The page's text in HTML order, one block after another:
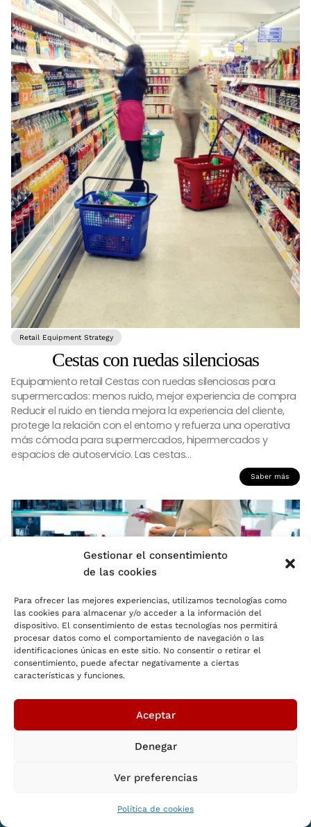
Gestionar el consentimiento
de las cookies
Para ofrecer las mejores experiencias, utilizamos tecnologías como
las cookies para almacenar y/o acceder a la información del
dispositivo. El consentimiento de estas tecnologías nos permitirá
procesar datos como el comportamiento de navegación o las
identificaciones únicas en este sitio. No consentir o retirar el
consentimiento, puede afectar negativamente a ciertas
características y funciones.
Aceptar
Denegar
Ver preferencias
Política de cookies
Retail Equipment Strategy
Cestas con ruedas silenciosas
Equipamiento retail Cestas con ruedas silenciosas para
supermercados: menos ruido, mejor experiencia de compra
Reducir el ruido en tienda mejora la experiencia del cliente,
protege la relación con el entorno y refuerza una operativa
más cómoda para supermercados, hipermercados y
espacios de autoservicio. Las cestas…
Saber más
Retail Equipment Strategy
Cestas para perfumerías
último informe presentado esta misma semana por la
consultora Kantar Worldpanel, en los últimos diez años el
sector de la perfumería ha crecido a un 2,2% anualmente. Un
2,9 por ciento en este en el…